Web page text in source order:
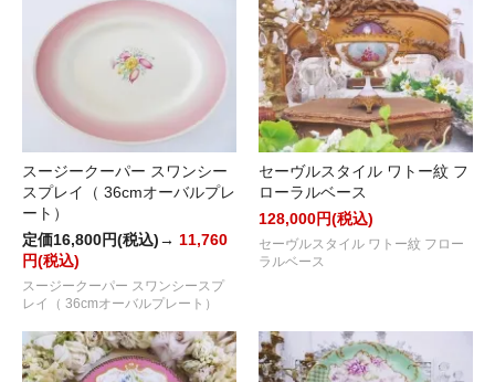
スージークーパー スワンシー
スプレイ（ 36cmオーバルプレ
ート）
定価16,800円(税込)→ 11,760
円(税込)
スージークーパー スワンシースプ
レイ（ 36cmオーバルプレート）
セーヴルスタイル ワトー紋 フ
ローラルベース
128,000円(税込)
セーヴルスタイル ワトー紋 フロー
ラルベース